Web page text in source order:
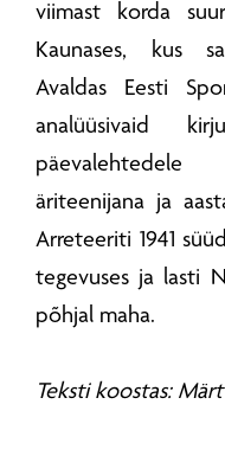
viimast korda
Kaunases, kus
Avaldas Eesti
analüüsivaid
päevalehtedele
äriteenijana ja
Arreteeriti 1941
tegevuses ja lasti
põhjal maha.
Teksti koostas: